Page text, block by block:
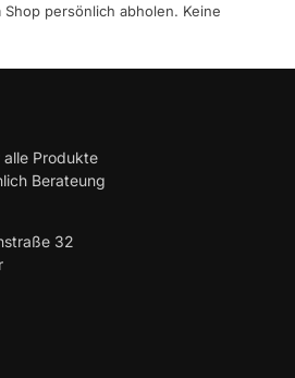
persönlich abholen. Keine
alle Produkte
Berateung
32